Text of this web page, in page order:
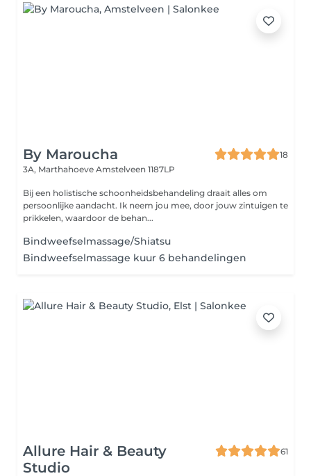
By Maroucha
18
3A, Marthahoeve Amstelveen 1187LP
Bij een holistische schoonheidsbehandeling draait alles om
persoonlijke aandacht. Ik neem jou mee, door jouw zintuigen te
prikkelen, waardoor de behan...
Bindweefselmassage/Shiatsu
Bindweefselmassage kuur 6 behandelingen
Allure Hair & Beauty
Studio
61